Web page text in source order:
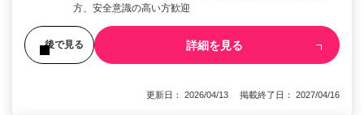
方、安全意識の高い方歓迎
後で見る 詳細を見る
更新日： 2026/04/13 掲載終了日： 2027/04/16